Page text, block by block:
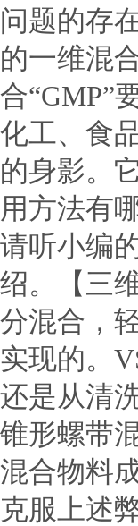
问题的存
的一维混
合
化工、食
的身影。
用方法有
请听小编
绍。【三
分混合，
实现的。
还是从清
锥形螺带
混合物料
克服上述